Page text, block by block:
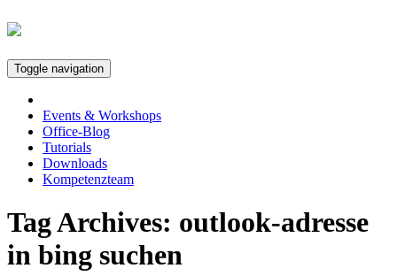
Toggle navigation
Events & Workshops
Office-Blog
Tutorials
Downloads
Kompetenzteam
Tag Archives: outlook-adresse
in bing suchen